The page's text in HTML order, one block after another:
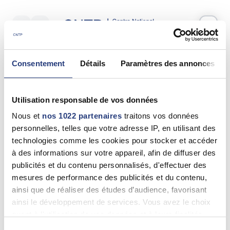
Consentement Détails Paramètres des annonces
Utilisation responsable de vos données
Nous et nos 1022 partenaires traitons vos données
personnelles, telles que votre adresse IP, en utilisant des
technologies comme les cookies pour stocker et accéder
à des informations sur votre appareil, afin de diffuser des
publicités et du contenu personnalisés, d'effectuer des
mesures de performance des publicités et du contenu,
ainsi que de réaliser des études d’audience, favorisant
ainsi le développement de services. Vous avez le choix
Votre test psychotechnique
Jeudi 11 Juin 2026à10:45
Nom *
Prénom(s) *
Email *